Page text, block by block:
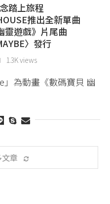
踏上旅程
推出全新單曲
靈遊戲》片尾曲
〉發行
1.3K views
為動畫《數碼寶貝 幽
章